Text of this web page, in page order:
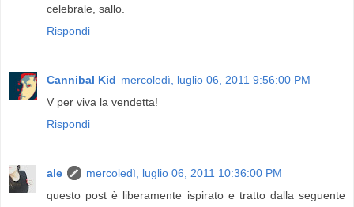
celebrale, sallo.
Rispondi
Cannibal Kid mercoledì, luglio 06, 2011 9:56:00 PM
V per viva la vendetta!
Rispondi
ale
mercoledì, luglio 06, 2011 10:36:00 PM
questo post è liberamente ispirato e tratto dalla seguente